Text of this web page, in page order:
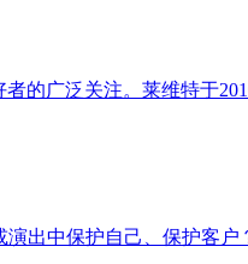
的广泛关注。莱维特于
出中保护自己、保护客户